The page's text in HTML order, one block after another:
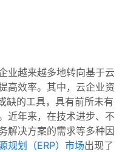
业越来越多地转向基于云
高效率。其中，云企业资
缺的工具，具有前所未有
近年来，在技术进步、不
解决方案的需求等多种因
规划（ERP）市场出现了